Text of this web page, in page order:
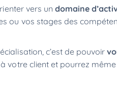
vers un domaine
ou vos stages des
c’est de pouvoir
votre client et pourrez